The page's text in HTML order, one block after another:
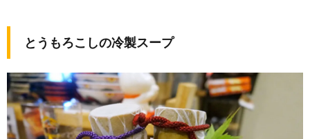
とうもろこしの冷製スープ